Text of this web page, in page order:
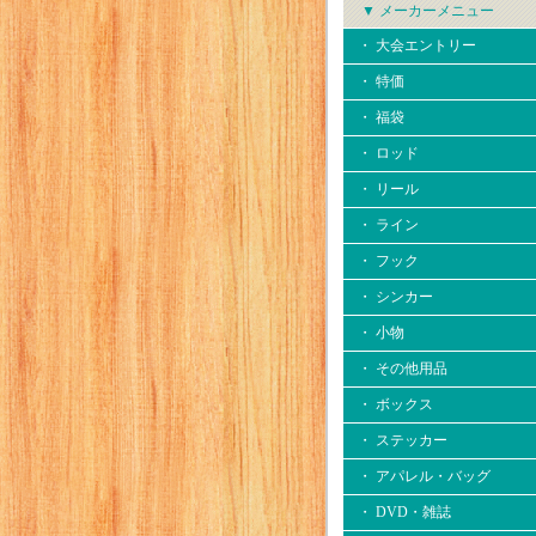
▼ メーカーメニュー
・ 大会エントリー
・ 特価
・ 福袋
・ ロッド
・ リール
・ ライン
・ フック
・ シンカー
・ 小物
・ その他用品
・ ボックス
・ ステッカー
・ アパレル・バッグ
・ DVD・雑誌